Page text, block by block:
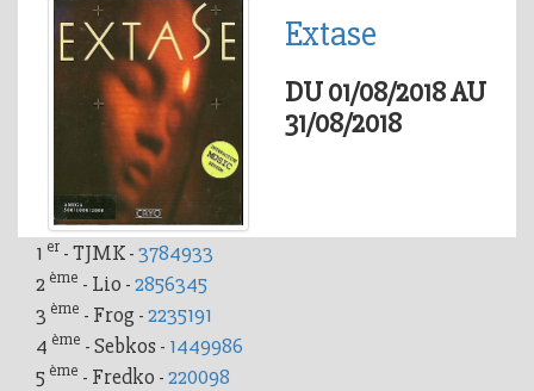
Extase
DU 01/08/2018 AU
31/08/2018
1 er - TJMK -3784933
2 ème - Lio -2856345
3 ème - Frog -2235191
4 ème - Sebkos - 1449986
5 ème - Fredko -220098